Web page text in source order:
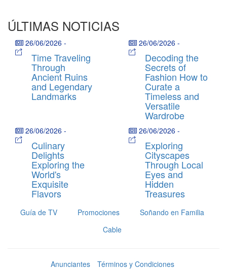
ÚLTIMAS NOTICIAS
26/06/2026 -
Time Traveling
Through
Ancient Ruins
and Legendary
Landmarks
26/06/2026 -
Decoding the
Secrets of
Fashion How to
Curate a
Timeless and
Versatile
Wardrobe
26/06/2026 -
Culinary
Delights
Exploring the
World's
Exquisite
Flavors
26/06/2026 -
Exploring
Cityscapes
Through Local
Eyes and
Hidden
Treasures
Guía de TV Promociones
Soñando en Familia
Cable
Anunciantes Términos y Condiciones